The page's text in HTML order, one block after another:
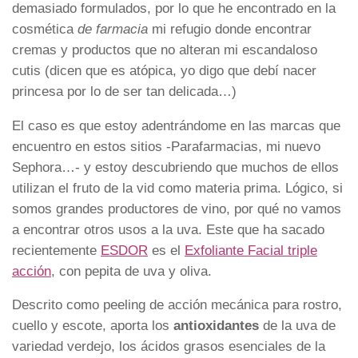
demasiado formulados, por lo que he encontrado en la
cosmética de farmacia mi refugio donde encontrar
cremas y productos que no alteran mi escandaloso
cutis (dicen que es atópica, yo digo que debí nacer
princesa por lo de ser tan delicada…)
El caso es que estoy adentrándome en las marcas que
encuentro en estos sitios -Parafarmacias, mi nuevo
Sephora…- y estoy descubriendo que muchos de ellos
utilizan el fruto de la vid como materia prima. Lógico, si
somos grandes productores de vino, por qué no vamos
a encontrar otros usos a la uva. Este que ha sacado
recientemente ESDOR es el Exfoliante Facial triple
acción, con pepita de uva y oliva.
Descrito como peeling de acción mecánica para rostro,
cuello y escote, aporta los antioxidantes de la uva de
variedad verdejo, los ácidos grasos esenciales de la